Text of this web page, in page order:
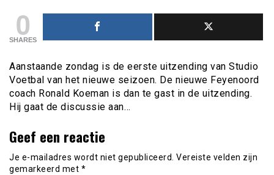
0
SHARES
Aanstaande zondag is de eerste uitzending van Studio
Voetbal van het nieuwe seizoen. De nieuwe Feyenoord
coach Ronald Koeman is dan te gast in de uitzending.
Hij gaat de discussie aan…
Geef een reactie
Je e-mailadres wordt niet gepubliceerd. Vereiste velden zijn
gemarkeerd met *